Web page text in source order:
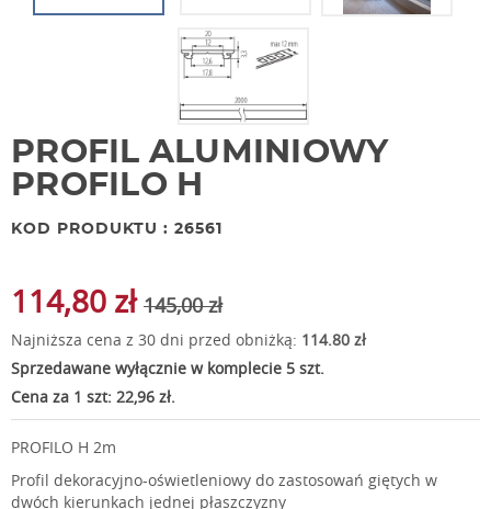
PROFIL ALUMINIOWY
PROFILO H
KOD PRODUKTU : 26561
114,80 zł 145,00 zł
Najniższa cena z 30 dni przed obniżką: 114.80 zł
Sprzedawane wyłącznie w komplecie 5 szt.
Cena za 1 szt: 22,96 zł.
PROFILO H 2m
Profil dekoracyjno-oświetleniowy do zastosowań giętych w
dwóch kierunkach jednej płaszczyzny